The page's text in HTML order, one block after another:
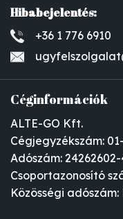
Hibabejelentés:
+36 1 776 6910
Céginformációk
ALTE-GO Kft.
Cégjegyzékszám:
Adószám:
Csoportazonosító
Közösségi adószám: